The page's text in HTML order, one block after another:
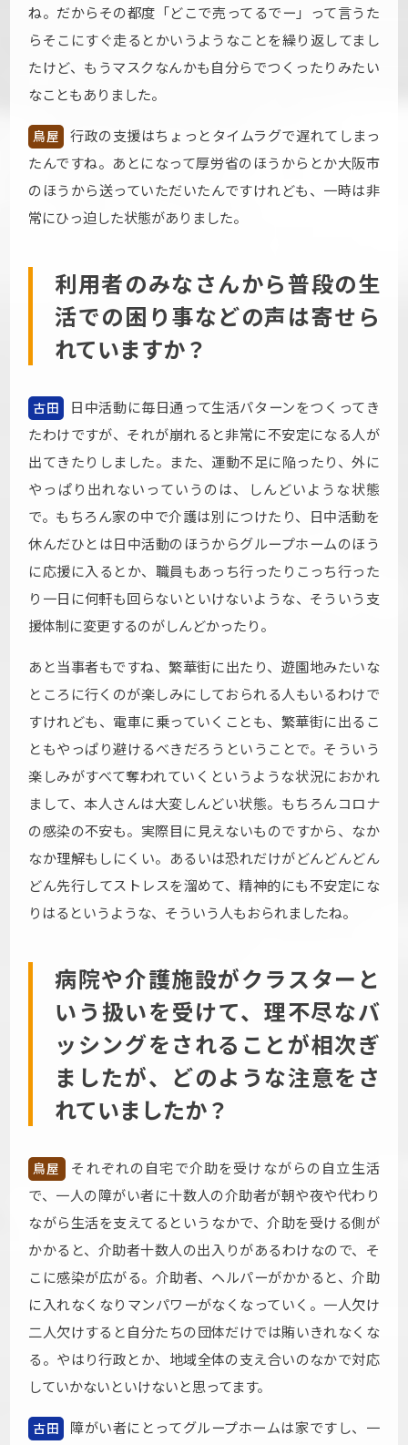
ね。だからその都度「どこで売ってるでー」って言うた
らそこにすぐ走るとかいうようなことを繰り返してまし
たけど、もうマスクなんかも自分らでつくったりみたい
なこともありました。
鳥屋
行政の支援はちょっとタイムラグで遅れてしまっ
たんですね。あとになって厚労省のほうからとか大阪市
のほうから送っていただいたんですけれども、一時は非
常にひっ迫した状態がありました。
利用者のみなさんから普段の生
活での困り事などの声は寄せら
れていますか？
古田
日中活動に毎日通って生活パターンをつくってき
たわけですが、それが崩れると非常に不安定になる人が
出てきたりしました。また、運動不足に陥ったり、外に
やっぱり出れないっていうのは、しんどいような状態
で。もちろん家の中で介護は別につけたり、日中活動を
休んだひとは日中活動のほうからグループホームのほう
に応援に入るとか、職員もあっち行ったりこっち行った
り一日に何軒も回らないといけないような、そういう支
援体制に変更するのがしんどかったり。
あと当事者もですね、繁華街に出たり、遊園地みたいな
ところに行くのが楽しみにしておられる人もいるわけで
すけれども、電車に乗っていくことも、繁華街に出るこ
ともやっぱり避けるべきだろうということで。そういう
楽しみがすべて奪われていくというような状況におかれ
まして、本人さんは大変しんどい状態。もちろんコロナ
の感染の不安も。実際目に見えないものですから、なか
なか理解もしにくい。あるいは恐れだけがどんどんどん
どん先行してストレスを溜めて、精神的にも不安定にな
りはるというような、そういう人もおられましたね。
病院や介護施設がクラスターと
いう扱いを受けて、理不尽なバ
ッシングをされることが相次ぎ
ましたが、どのような注意をさ
れていましたか？
鳥屋
それぞれの自宅で介助を受けながらの自立生活
で、一人の障がい者に十数人の介助者が朝や夜や代わり
ながら生活を支えてるというなかで、介助を受ける側が
かかると、介助者十数人の出入りがあるわけなので、そ
こに感染が広がる。介助者、ヘルパーがかかると、介助
に入れなくなりマンパワーがなくなっていく。一人欠け
二人欠けすると自分たちの団体だけでは賄いきれなくな
る。やはり行政とか、地域全体の支え合いのなかで対応
していかないといけないと思ってます。
古田
障がい者にとってグループホームは家ですし、一